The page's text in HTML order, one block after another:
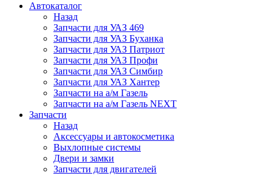
Автокаталог
Назад
Запчасти для УАЗ 469
Запчасти для УАЗ Буханка
Запчасти для УАЗ Патриот
Запчасти для УАЗ Профи
Запчасти для УАЗ Симбир
Запчасти для УАЗ Хантер
Запчасти на а/м Газель
Запчасти на а/м Газель NEXT
Запчасти
Назад
Аксессуары и автокосметика
Выхлопные системы
Двери и замки
Запчасти для двигателей